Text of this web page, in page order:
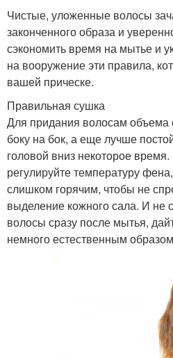
Чистые, уложенные волосы
законченного образа и
сэкономить время на мытье и
на вооружение эти правила,
вашей прическе.
Правильная сушка
Для придания волосам объема
боку на бок, а еще лучше
головой вниз некоторое
регулируйте температуру
слишком горячим, чтобы не
выделение кожного сала. И не
волосы сразу после мытья,
немного естественным